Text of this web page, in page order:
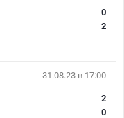
0
2
31.08.23 в 17:00
2
0